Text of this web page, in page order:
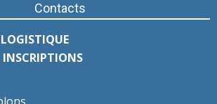
Contacts
INSCRIPTIONS